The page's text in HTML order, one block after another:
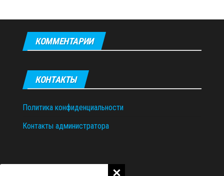
КОММЕНТАРИИ
КОНТАКТЫ
Политика конфиденциальности
Контакты администратора